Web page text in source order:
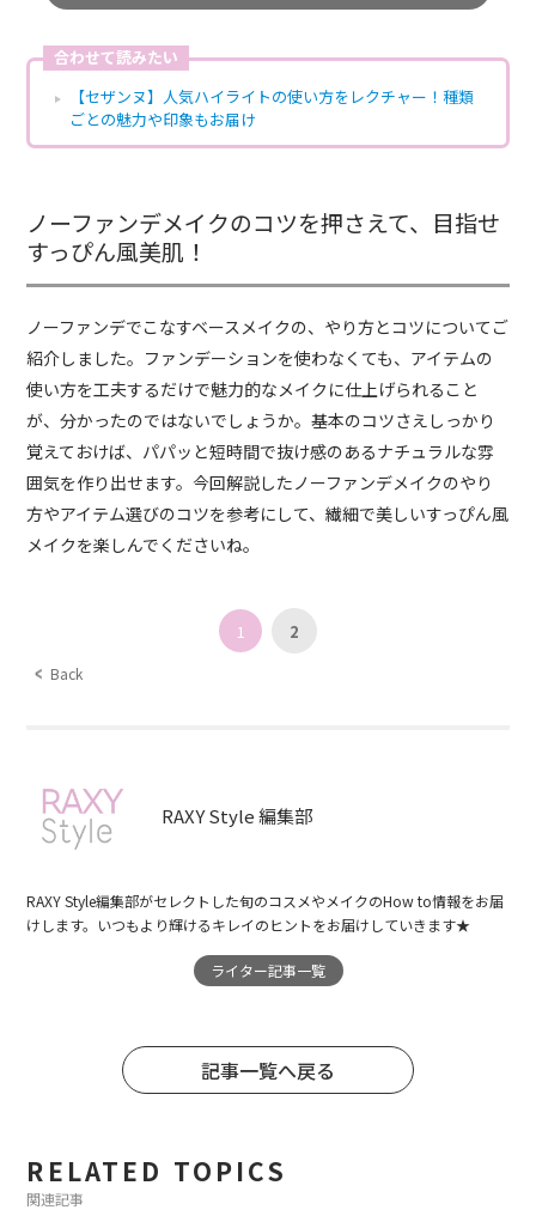
合わせて読みたい
【セザンヌ】人気ハイライトの使い方をレクチャー！種類
ごとの魅力や印象もお届け
ノーファンデメイクのコツを押さえて、目指せ
すっぴん風美肌！
ノーファンデでこなすベースメイクの、やり方とコツについてご
紹介しました。ファンデーションを使わなくても、アイテムの
使い方を工夫するだけで魅力的なメイクに仕上げられること
が、分かったのではないでしょうか。基本のコツさえしっかり
覚えておけば、パパッと短時間で抜け感のあるナチュラルな雰
囲気を作り出せます。今回解説したノーファンデメイクのやり
方やアイテム選びのコツを参考にして、繊細で美しいすっぴん風
メイクを楽しんでくださいね。
Back
1 2
RAXY Style 編集部
RAXY Style編集部がセレクトした旬のコスメやメイクのHow to情報をお届
けします。いつもより輝けるキレイのヒントをお届けしていきます★
ライター記事一覧
記事一覧へ戻る
RELATED TOPICS
関連記事